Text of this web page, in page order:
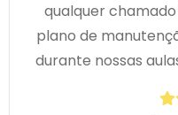
qualquer
plano de
durante nossas